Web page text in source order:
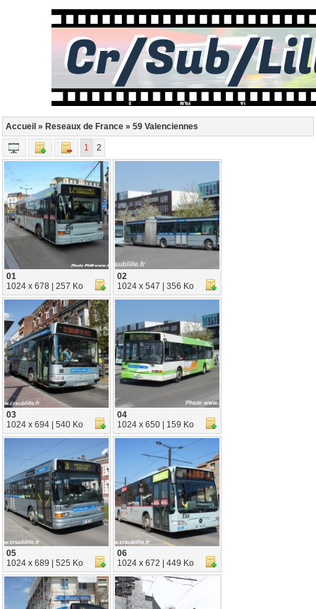
Accueil » Reseaux de France » 59 Valenciennes
1 2
01
1024 x 678 | 257 Ko
02
1024 x 547 | 356 Ko
03
1024 x 694 | 540 Ko
04
1024 x 650 | 159 Ko
05
1024 x 689 | 525 Ko
06
1024 x 672 | 449 Ko